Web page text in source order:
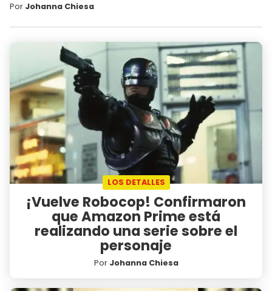
Por Johanna Chiesa
LOS DETALLES
¡Vuelve Robocop! Confirmaron
que Amazon Prime está
realizando una serie sobre el
personaje
Por Johanna Chiesa